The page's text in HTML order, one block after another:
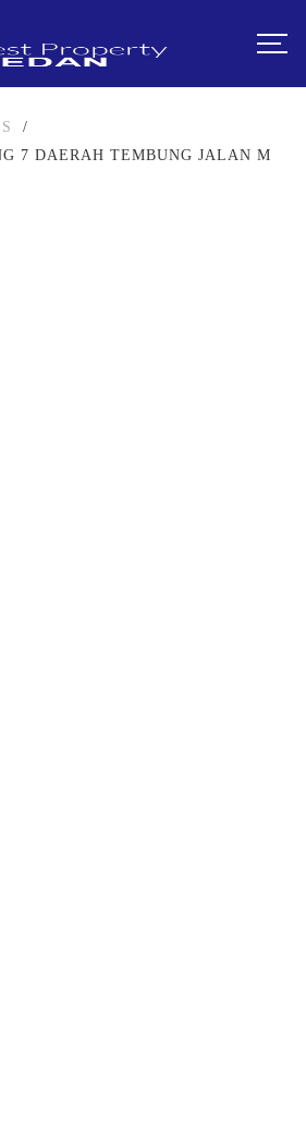
/
7 DAERAH TEMBUNG JALAN M